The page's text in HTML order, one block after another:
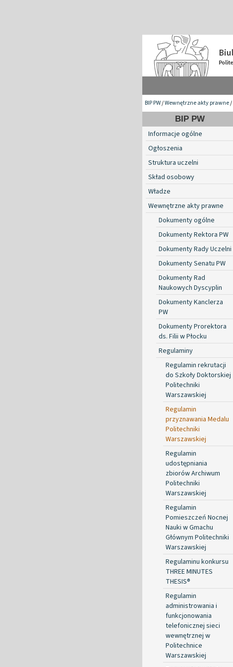
BIP PW/Wewnętrzne akty prawne/
BIP PW
Informacje ogólne
Ogłoszenia
Struktura uczelni
Skład osobowy
Władze
Wewnętrzne akty prawne
Dokumenty ogólne
Dokumenty Rektora PW
Dokumenty Rady Uczelni
Dokumenty Senatu PW
Dokumenty Rad
Naukowych Dyscyplin
Dokumenty Kanclerza
PW
Dokumenty Prorektora
ds. Filii w Płocku
Regulaminy
Regulamin rekrutacji
do Szkoły Doktorskiej
Politechniki
Warszawskiej
Regulamin
przyznawania Medalu
Politechniki
Warszawskiej
Regulamin
udostępniania
zbiorów Archiwum
Politechniki
Warszawskiej
Regulamin
Pomieszczeń Nocnej
Nauki w Gmachu
Głównym Politechniki
Warszawskiej
Regulaminu konkursu
THREE MINUTES
THESIS®
Regulamin
administrowania i
funkcjonowania
telefonicznej sieci
wewnętrznej w
Politechnice
Warszawskiej